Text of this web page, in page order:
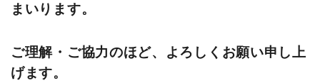
まいります。
ご理解・ご協力のほど、よろしくお願い申し上
げます。